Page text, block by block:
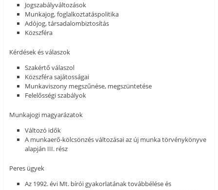
Jogszabályváltozások
Munkajog, foglalkoztatáspolitika
Adójog, társadalombiztosítás
Közszféra
Kérdések és válaszok
Szakértő válaszol
Közszféra sajátosságai
Munkaviszony megszűnése, megszüntetése
Felelősségi szabályok
Munkajogi magyarázatok
Változó idők
A munkaerő-kölcsönzés változásai az új munka törvénykönyve
alapján III. rész
Peres ügyek
Az 1992. évi Mt. bírói gyakorlatának továbbélése és